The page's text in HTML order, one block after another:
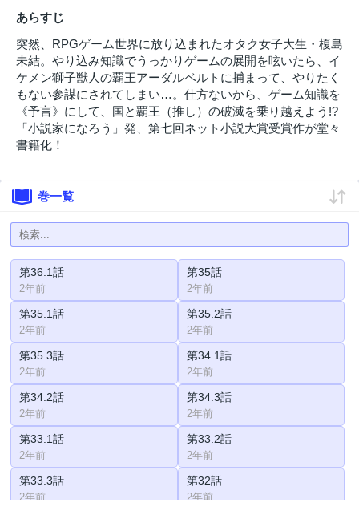
あらすじ
突然、RPGゲーム世界に放り込まれたオタク女子大生・榎島
未結。やり込み知識でうっかりゲームの展開を呟いたら、イ
ケメン獅子獣人の覇王アーダルベルトに捕まって、やりたく
もない参謀にされてしまい…。仕方ないから、ゲーム知識を
《予言》にして、国と覇王（推し）の破滅を乗り越えよう!?
「小説家になろう」発、第七回ネット小説大賞受賞作が堂々
書籍化！
巻一覧
第36.1話
2年前
第35話
2年前
第35.1話
2年前
第35.2話
2年前
第35.3話
2年前
第34.1話
2年前
第34.2話
2年前
第34.3話
2年前
第33.1話
2年前
第33.2話
2年前
第33.3話
2年前
第32話
2年前